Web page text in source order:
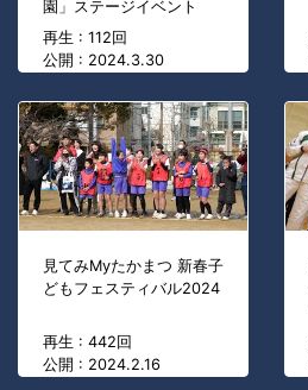
園」ステージイベント
再生 : 112回
公開 : 2024.3.30
見てみMyたかまつ 新春子
どもフェスティバル2024
再生 : 442回
公開 : 2024.2.16